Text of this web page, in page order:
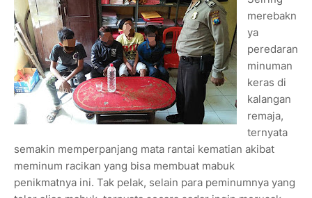
merebakn
ya
peredaran
minuman
keras di
kalangan
remaja,
ternyata
semakin memperpanjang mata rantai kematian akibat
meminum racikan yang bisa membuat mabuk
penikmatnya ini. Tak pelak, selain para peminumnya yang